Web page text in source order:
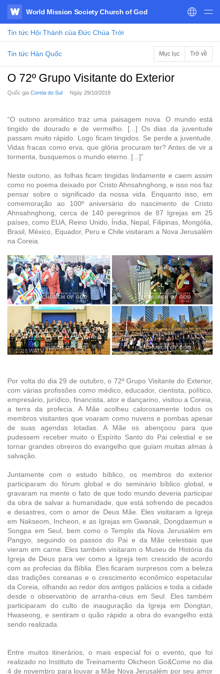
WATV
World Mission Society Church of God
Tin tức Hội Thánh của Đức Chúa Trời
Tin tức Hàn Quốc Mục lục Trở về
O 72º Grupo Visitante do Exterior
Quốc gia Coreia do Sul Ngày 29/10/2018
“O outono aromático traz uma paisagem nova. O mundo está
tingido de dourado e de vermelho. [...] Os dias da juventude
passam muito rápido. Logo ficam tingidos. Se perde a juventude.
Vidas fracas como erva, que glória procuram ter? Antes de vir a
tormenta, busquemos o mundo eterno. [...]”
Neste outono, as folhas ficam tingidas lindamente e caem assim
como no poema deixado por Cristo Ahnsahnghong, e isso nos faz
pensar sobre o significado da nossa vida. Enquanto isso, em
comemoração ao 100º aniversário do nascimento de Cristo
Ahnsahnghong, cerca de 140 peregrinos de 87 Igrejas em 25
países, como EUA, Reino Unido, Índia, Nepal, Filipinas, Mongólia,
Brasil, México, Equador, Peru e Chile visitaram a Nova Jerusalém
na Coreia.
ⓒ 2018 WATV
Por volta do dia 29 de outubro, o 72º Grupo Visitante do Exterior,
com várias profissões como médico, educador, cientista, político,
empresário, jurídico, financista, ator e dançarino, visitou a Coreia,
a terra da profecia. A Mãe acolheu calorosamente todos os
membros visitantes que voaram como nuvens e pombas apesar
de suas agendas lotadas. A Mãe os abençoou para que
pudessem receber muito o Espírito Santo do Pai celestial e se
tornar grandes obreiros do evangelho que guiam muitas almas à
salvação.
Juntamente com o estudo bíblico, os membros do exterior
participaram do fórum global e do seminário bíblico global, e
gravaram na mente o fato de que todo mundo deveria participar
da obra de salvar a humanidade, que está sofrendo de pecados
e desastres, com o amor de Deus Mãe. Eles visitaram a Igreja
em Nakseom, Incheon, e as Igrejas em Gwanak, Dongdaemun e
Songpa em Seul, bem como o Templo da Nova Jerusalém em
Pangyo, seguindo os passos do Pai e da Mãe celestiais que
vieram em carne. Eles também visitaram o Museu de História da
Igreja de Deus para ver como a Igreja tem crescido de acordo
com as profecias da Bíblia. Eles ficaram surpresos com a beleza
das tradições coreanas e o crescimento econômico espetacular
da Coreia, olhando ao redor dos antigos palácios e toda a cidade
desde o observatório de arranha-céus em Seul. Eles também
participaram do culto de inauguração da Igreja em Dongtan,
Hwaseong, e sentiram o quão rápido a obra do evangelho está
sendo realizada.
Entre muitos itinerários, o mais especial foi o evento, que foi
realizado no Instituto de Treinamento Okcheon Go&Come no dia
4 de novembro para louvar a Mãe Nova Jerusalém por seu amor